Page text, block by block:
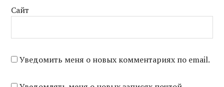
Сайт
Уведомить меня о новых комментариях по email.